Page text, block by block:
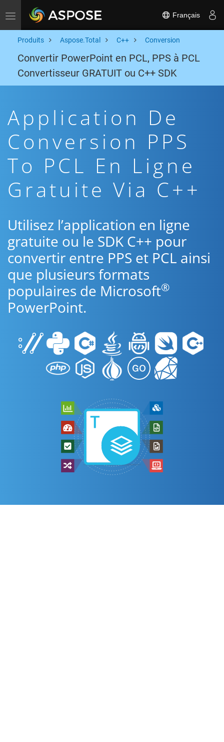
Toggle navigation Français
Produits Aspose.Total C++ Conversion
Convertir PowerPoint en PCL, PPS à PCL
Convertisseur GRATUIT ou C++ SDK
Application De
Conversion PPS
To PCL En Ligne
Gratuite Via C++
Utilisez l’application en ligne
gratuite ou le SDK C++ pour
convertir entre PPS et PCL ainsi
que plusieurs formats
populaires de Microsoft®
PowerPoint.